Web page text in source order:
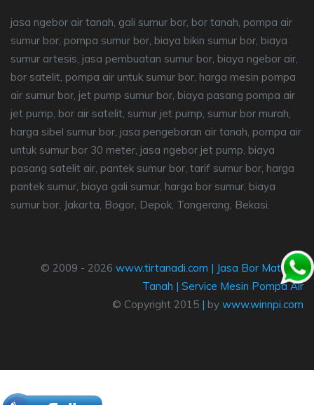
jasa ngebor air tanah, gali sumur bor, bor tanah, pompa air
sumur bor, pompa sumur bor, biaya bikin sumur bor, biaya
sumur artesis, jasa pembuatan sumur bor, biaya ngebor air,
bor satelit, pompa air untuk sumur bor, harga mesin pompa
air sumur bor, jet pump sumur bor, biaya pasang pompa air
jet pump, bor air satelit, sumur jet pump, sumur bor murah,
harga sibel sumur bor, jasa pengeboran air tanah, pompa air
untuk sumur bor 30 meter, jasa ngebor jet pump, biaya
pasang satelit air, pantek sumur bor, tarif sumur bor, harga
pantek sumur, biaya gali sumur, harga bor sumur, biaya
sumur bor, Jakarta, Bogor, Depok, Tangerang, Bekasi.
© 2009 - 2026 www.tirtanadi.com | Jasa Bor Mata Air
Tanah | Service Mesin Pompa Air
© Copyright 2015 | by www.winnpi.com